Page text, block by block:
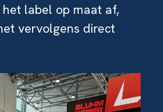
label op maat af,
vervolgens direct